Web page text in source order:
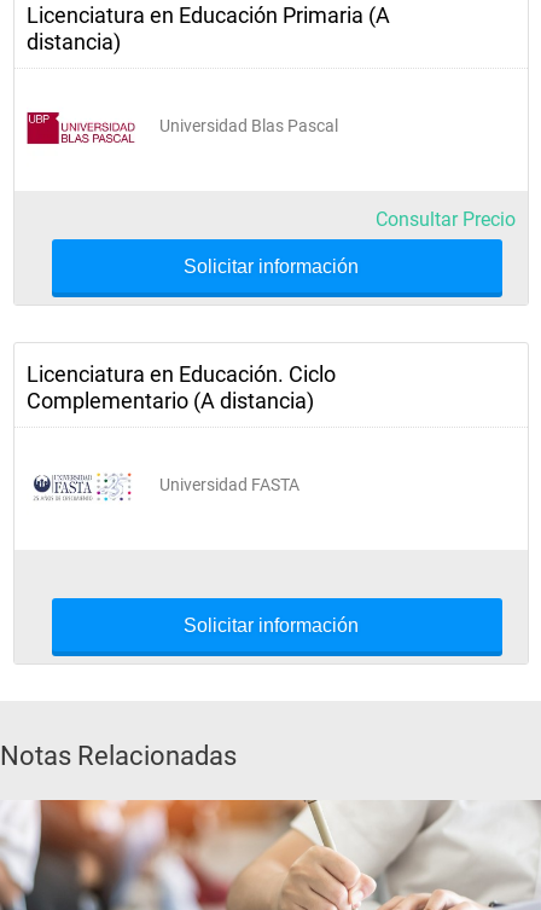
Licenciatura en Educación Primaria (A
distancia)
Universidad Blas Pascal
Consultar Precio
Solicitar información
Licenciatura en Educación. Ciclo
Complementario (A distancia)
Universidad FASTA
Solicitar información
Notas Relacionadas